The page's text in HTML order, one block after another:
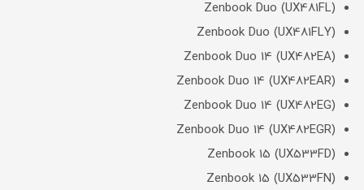
Zenbook Duo (UX481FL)
Zenbook Duo (UX481FLY)
Zenbook Duo 14 (UX482EA)
Zenbook Duo 14 (UX482EAR)
Zenbook Duo 14 (UX482EG)
Zenbook Duo 14 (UX482EGR)
Zenbook 15 (UX533FD)
Zenbook 15 (UX533FN)